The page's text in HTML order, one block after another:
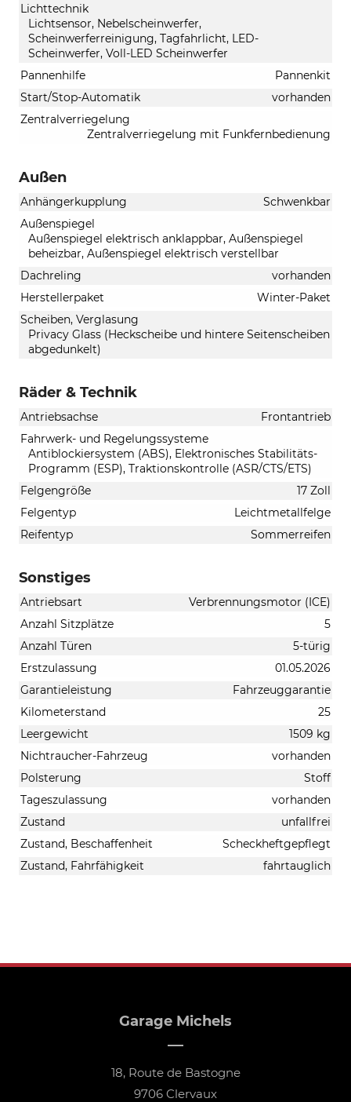
Lichttechnik
Lichtsensor, Nebelscheinwerfer,
Scheinwerferreinigung, Tagfahrlicht, LED-
Scheinwerfer, Voll-LED Scheinwerfer
Pannenhilfe
Pannenkit
Start/Stop-Automatik
vorhanden
Zentralverriegelung
Zentralverriegelung mit Funkfernbedienung
Außen
Anhängerkupplung
Schwenkbar
Außenspiegel
Außenspiegel elektrisch anklappbar, Außenspiegel
beheizbar, Außenspiegel elektrisch verstellbar
Dachreling
vorhanden
Herstellerpaket
Winter-Paket
Scheiben, Verglasung
Privacy Glass (Heckscheibe und hintere Seitenscheiben
abgedunkelt)
Räder & Technik
Antriebsachse
Frontantrieb
Fahrwerk- und Regelungssysteme
Antiblockiersystem (ABS), Elektronisches Stabilitäts-
Programm (ESP), Traktionskontrolle (ASR/CTS/ETS)
Felgengröße
17 Zoll
Felgentyp
Leichtmetallfelge
Reifentyp
Sommerreifen
Sonstiges
Antriebsart
Verbrennungsmotor (ICE)
Anzahl Sitzplätze
5
Anzahl Türen
5-türig
Erstzulassung
01.05.2026
Garantieleistung
Fahrzeuggarantie
Kilometerstand
25
Leergewicht
1509 kg
Nichtraucher-Fahrzeug
vorhanden
Polsterung
Stoff
Tageszulassung
vorhanden
Zustand
unfallfrei
Zustand, Beschaffenheit
Scheckheftgepflegt
Zustand, Fahrfähigkeit
fahrtauglich
Garage Michels
18, Route de Bastogne
9706 Clervaux